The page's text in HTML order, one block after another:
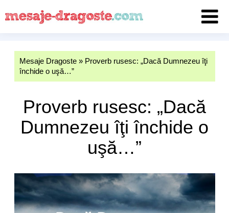
Mesaje Dragoste» Proverb rusesc: „Dacă Dumnezeu îţi
închide o uşă…”
Proverb rusesc: „Dacă
Dumnezeu îţi închide o
uşă…”